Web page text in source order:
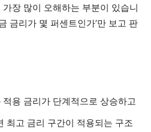
장 많이 오해하는 부분이 있습니
금리가 몇 퍼센트인가’만 보고 판
적용 금리가 단계적으로 상승하고
최고 금리 구간이 적용되는 구조